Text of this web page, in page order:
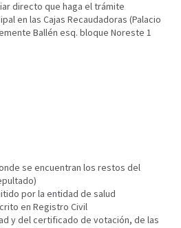
directo que haga el trámite
en las Cajas Recaudadoras (Palacio
Ballén esq. bloque Noreste 1
se encuentran los restos del
por la entidad de salud
en Registro Civil
y del certificado de votación, de las